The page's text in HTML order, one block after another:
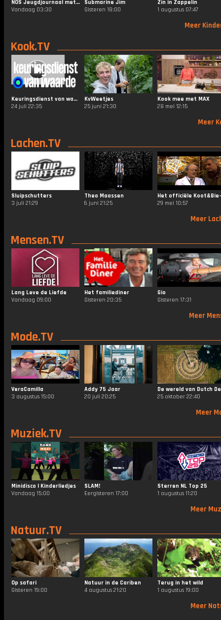
NOS Jeugdjournaal met Gebarentaal
Vandaag 03:30
Submarine Jim
Gisteren 18:00
Zin in Zappelin
1 augustus 07:47
Meer
Kook.TV
Keuringsdienst van waarde
24 juli 22:35
KvWeetjes
25 juni 21:30
Kook mee met MAX
28 mei 12:15
Meer
Lachen.TV
Sluipschutters
3 juli 21:29
Theo Maassen
6 juni 21:25
29 mei 10:57
Meer
Mensen.TV
Lang Leve de Liefde
Vandaag 09:00
Het familiediner
Gisteren 20:35
Gio
Gisteren 17:31
Meer
Mode.TV
VeraCamilla
3 augustus 15:00
Addy 75 Jaar
20 juli 20:25
25 oktober 22:40
Meer
Muziek.TV
Minidisco | Kinderliedjes
Vandaag 15:00
SLAM!
Eergisteren 17:00
Sterren NL Top 25
1 augustus 11:20
Meer
Natuur.TV
Op safari
Gisteren 19:00
Natuur in de Cariben
4 augustus 21:20
Terug in het wild
1 augustus 19:00
Meer